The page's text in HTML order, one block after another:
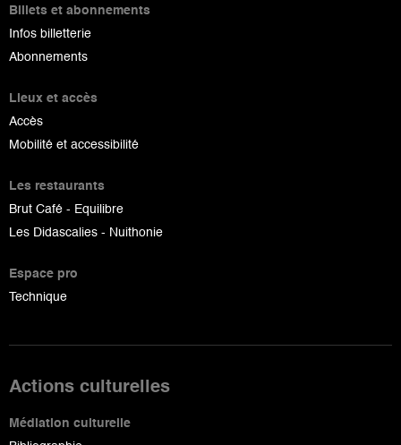
Billets et abonnements
Infos billetterie
Abonnements
Lieux et accès
Accès
Mobilité et accessibilité
Les restaurants
Brut Café - Equilibre
Les Didascalies - Nuithonie
Espace pro
Technique
Actions culturelles
Médiation culturelle